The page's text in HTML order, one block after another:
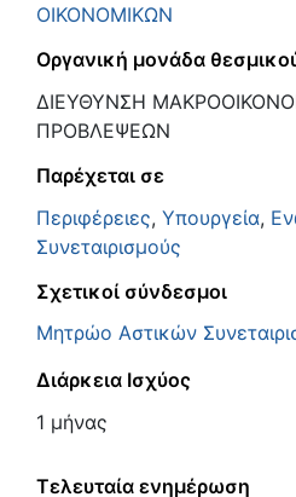
ΟΙΚΟΝΟΜΙΚΩΝ
Οργανική μονάδα
ΔΙΕΥΘΥΝΣΗ
ΠΡΟΒΛΕΨΕΩΝ
Παρέχεται σε
Περιφέρειες, Υπουργεία,
Συνεταιρισμούς
Σχετικοί σύνδεσμοι
Μητρώο Αστικών
Διάρκεια Ισχύος
1 μήνας
Τελευταία ενημέρωση